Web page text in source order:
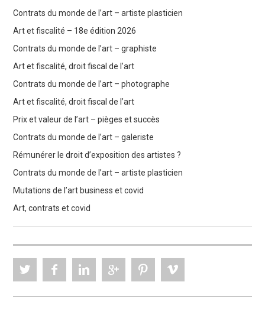
Contrats du monde de l’art – artiste plasticien
Art et fiscalité – 18e édition 2026
Contrats du monde de l’art – graphiste
Art et fiscalité, droit fiscal de l’art
Contrats du monde de l’art – photographe
Art et fiscalité, droit fiscal de l’art
Prix et valeur de l’art – pièges et succès
Contrats du monde de l’art – galeriste
Rémunérer le droit d’exposition des artistes ?
Contrats du monde de l’art – artiste plasticien
Mutations de l’art business et covid
Art, contrats et covid